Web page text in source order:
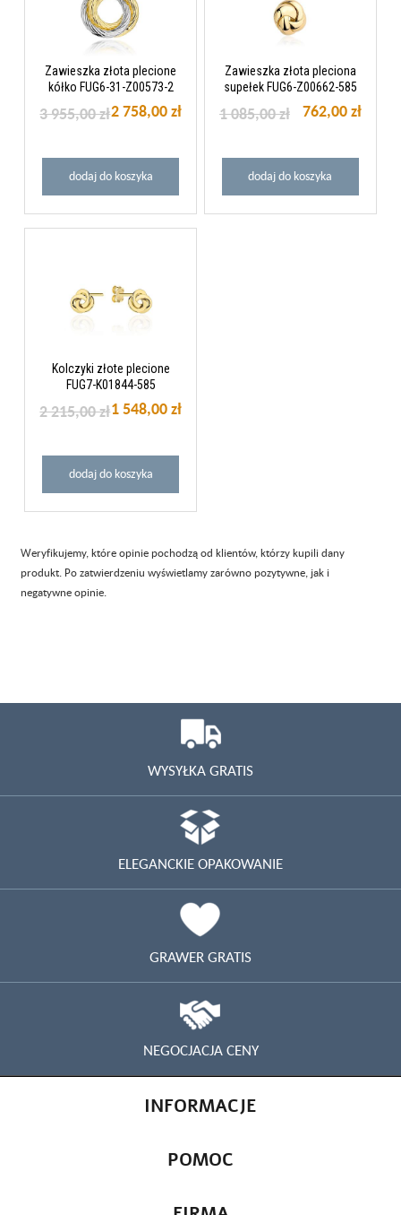
Zawieszka złota plecione
kółko FUG6-31-Z00573-2
2 758,00 zł
3 955,00 zł
dodaj do koszyka
Zawieszka złota pleciona
supełek FUG6-Z00662-585
762,00 zł
1 085,00 zł
dodaj do koszyka
Kolczyki złote plecione
FUG7-K01844-585
1 548,00 zł
2 215,00 zł
dodaj do koszyka
Weryfikujemy, które opinie pochodzą od klientów, którzy kupili dany
produkt. Po zatwierdzeniu wyświetlamy zarówno pozytywne, jak i
negatywne opinie.
WYSYŁKA GRATIS
ELEGANCKIE OPAKOWANIE
GRAWER GRATIS
NEGOCJACJA CENY
INFORMACJE
POMOC